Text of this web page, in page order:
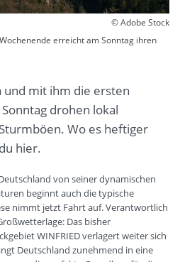
© Adobe Stock
erreicht am Sonntag ihren
mit ihm die ersten
drohen lokal
Wo es heftiger
hier.
von seiner dynamischen
beginnt auch die typische
nimmt jetzt Fahrt auf. Verantwortlich
Das bisher
WINFRIED verlagert weiter sich
Deutschland zunehmend in eine